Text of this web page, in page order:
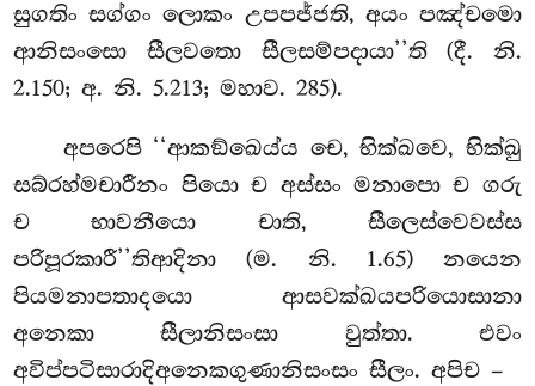
සුගතිං සග්ගං ලොකං උපපජ්ජති, අයං පඤ්චමො
ආනිසංසො සීලවතො සීලසම්පදායා’’ති (දී. නි.
2.150; අ. නි. 5.213; මහාව. 285).
අපරෙපි ‘‘ආකඞ්ඛෙය්ය චෙ, භික්ඛවෙ, භික්ඛු
සබ්රහ්මචාරීනං පියො ච අස්සං මනාපො ච ගරු
ච භාවනීයො චාති, සීලෙස්වෙවස්ස
පරිපූරකාරී’’තිආදිනා (ම. නි. 1.65) නයෙන
පියමනාපතාදයො ආසවක්ඛයපරියොසානා
අනෙකා සීලානිසංසා වුත්තා. එවං
අවිප්පටිසාරාදිඅනෙකගුණානිසංසං සීලං. අපිච –